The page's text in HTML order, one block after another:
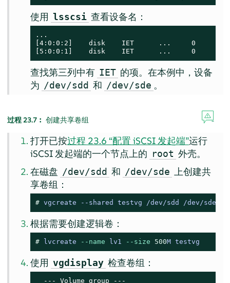
使用 lsscsi 查看设备名：
...
[4:0:0:2]    disk    IET      ...     0     /
[5:0:0:1]    disk    IET      ...     0     /
查找第三列中有 IET 的项。在本例中，设备
为 /dev/sdd 和 /dev/sde 。
过程 23.7︰ 创建共享卷组
打开已按过程 23.6 “配置 iSCSI 发起端”运行
iSCSI 发起端的一个节点上的 root 外壳。
在磁盘 /dev/sdd 和 /dev/sde 上创建共
享卷组：
# vgcreate --shared testvg /dev/sdd /dev/sde
根据需要创建逻辑卷：
# lvcreate --name lv1 --size 500M testvg
使用 vgdisplay 检查卷组：
  --- Volume group ---